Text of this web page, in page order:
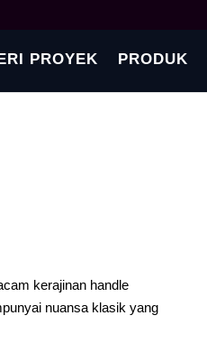
PROYEK PRODUK
kerajinan handle
nuansa klasik yang